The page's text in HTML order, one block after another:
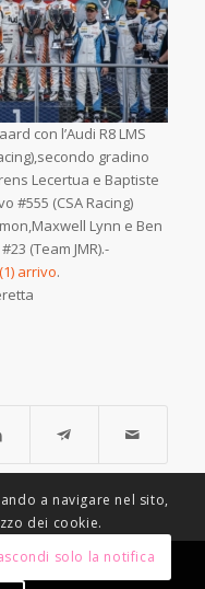
con l’Audi R8 LMS
gradino
Lecertua e Baptiste
#555 (CSA Racing)
Lynn e Ben
(Team JMR).-
arrivo.
a navigare nel sito,
dei cookie.
solo la notifica